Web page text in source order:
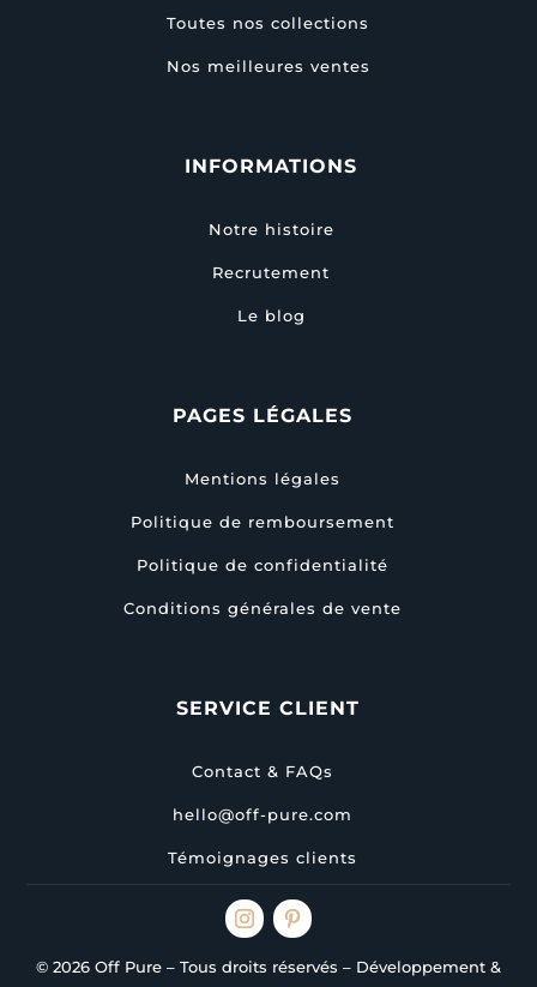
Toutes nos collections
Nos meilleures ventes
INFORMATIONS
Notre histoire
Recrutement
Le blog
PAGES LÉGALES
Mentions légales
Politique de remboursement
Politique de confidentialité
Conditions générales de vente
SERVICE CLIENT
Contact & FAQs
hello@off-pure.com
Témoignages clients
© 2026 Off Pure – Tous droits réservés – Développement &